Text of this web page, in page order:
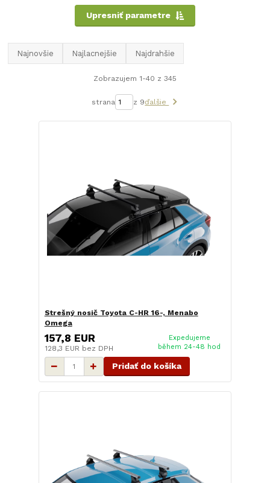
Upresniť parametre
Najnovšie Najlacnejšie Najdrahšie
Zobrazujem 1-40 z 345
strana z 9ďalšie
Strešný nosič Toyota C-HR 16-, Menabo
Omega
157,8 EUR
128,3 EUR bez DPH
Expedujeme
během 24-48 hod
Pridať do košíka